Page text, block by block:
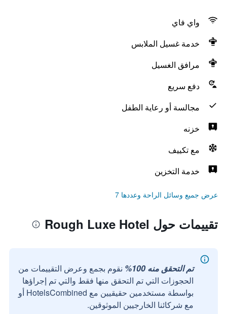
واي فاي
خدمة غسيل الملابس
مرافق الغسيل
دفع سريع
مجالسة أو رعاية الطفل
خزنه
مع تكييف
خدمة التخزين
عرض جميع وسائل الراحة وعددها 7
تقييمات حول Rough Luxe Hotel
تم التحقق منه 100%
نقوم بجمع وعرض التقييمات من
الحجوزات التي تم التحقق منها فقط والتي تم إجراؤها
بواسطة مستخدمين حقيقيين مع HotelsCombined أو
مع شركائنا الخارجيين الموثوقين.